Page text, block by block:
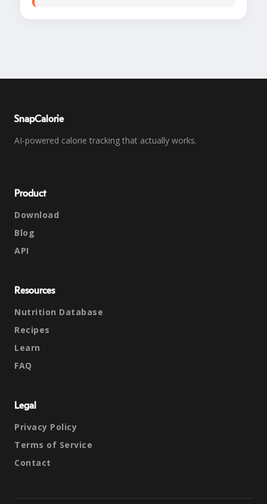
SnapCalorie
AI-powered calorie tracking that actually works.
Product
Download
Blog
API
Resources
Nutrition Database
Recipes
Learn
FAQ
Legal
Privacy Policy
Terms of Service
Contact